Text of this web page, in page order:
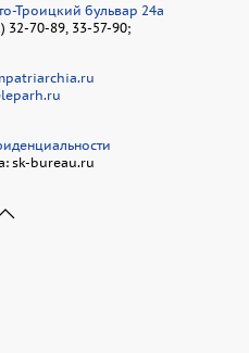
Троицкий бульвар 24а
32-70-89, 33-57-90;
sk-bureau.ru